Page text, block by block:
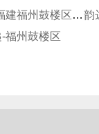
韵达快递-福建福州鼓楼区市府分部
福州鼓楼区